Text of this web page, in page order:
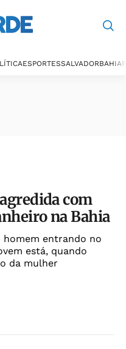
ESPORTESSALVADORBAHIA
com
na Bahia
homem entrando no
está, quando
da mulher